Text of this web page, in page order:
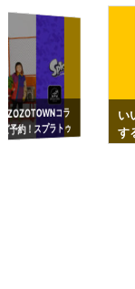
コラ
予約！スプラトゥ
ップも渋谷Hz
い
す